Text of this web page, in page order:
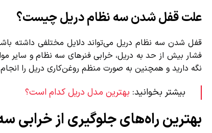
علت قفل شدن سه نظام دریل چیست؟
قفل شدن سه نظام دریل می‌تواند دلایل مختلفی داشته
فشار بیش از حد به دریل، خرابی فنرهای سه نظام و سایر
نگه دارید و همچنین به صورت منظم روغن‌کاری دریل را انجام
بیشتر بخوانید:بهترین مدل دریل کدام است؟
بهترین راه‌های جلوگیری از خرابی